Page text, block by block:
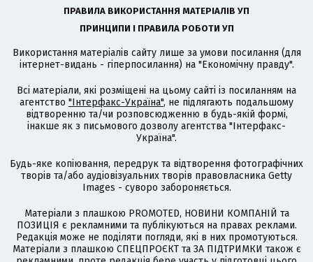
ПРАВИЛА ВИКОРИСТАННЯ МАТЕРІАЛІВ УП
ПРИНЦИПИ І ПРАВИЛА РОБОТИ УП
Використання матеріалів сайту лише за умови посилання (для
інтернет-видань - гіперпосилання) на "Економічну правду".
Всі матеріали, які розміщені на цьому сайті із посиланням на
агентство "Інтерфакс-Україна", не підлягають подальшому
відтворенню та/чи розповсюдженню в будь-якій формі,
інакше як з письмового дозволу агентства "Інтерфакс-
Україна".
Будь-яке копіювання, передрук та відтворення фотографічних
творів та/або аудіовізуальних творів правовласника Getty
Images - суворо забороняється.
Матеріали з плашкою PROMOTED, НОВИНИ КОМПАНІЙ та
ПОЗИЦІЯ є рекламними та публікуються на правах реклами.
Редакція може не поділяти погляди, які в них промотуються.
Матеріали з плашкою СПЕЦПРОЄКТ та ЗА ПІДТРИМКИ також є